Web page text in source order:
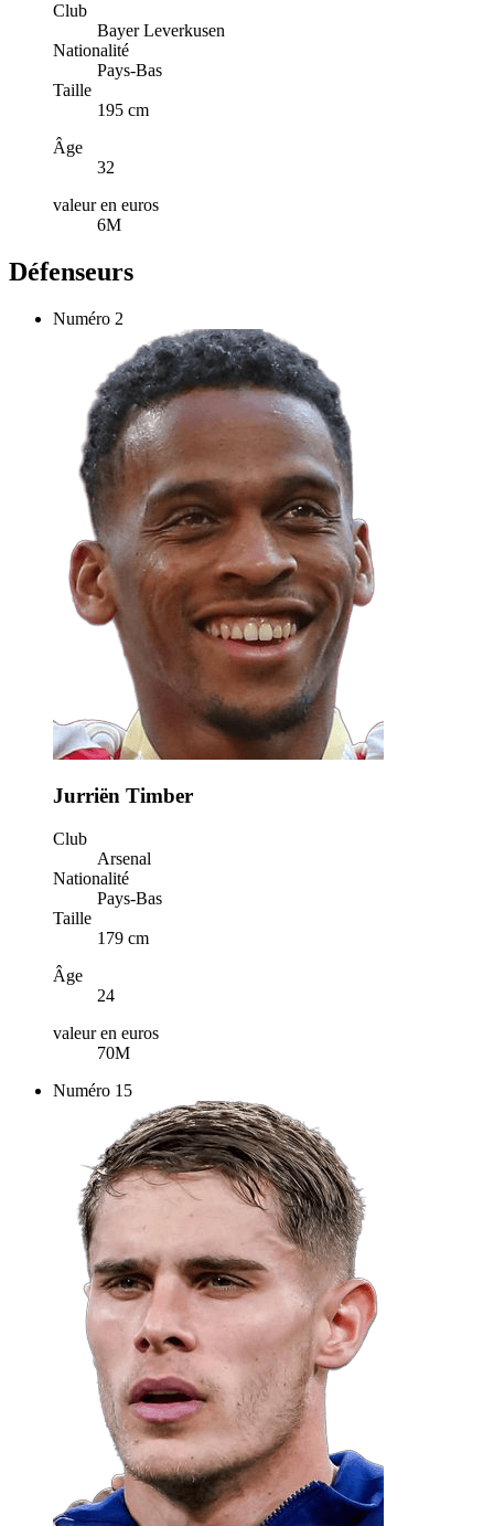
Club
Bayer Leverkusen
Nationalité
Pays-Bas
Taille
195 cm
Âge
32
valeur en euros
6M
Défenseurs
Numéro 2
Jurriën Timber
Club
Arsenal
Nationalité
Pays-Bas
Taille
179 cm
Âge
24
valeur en euros
70M
Numéro 15